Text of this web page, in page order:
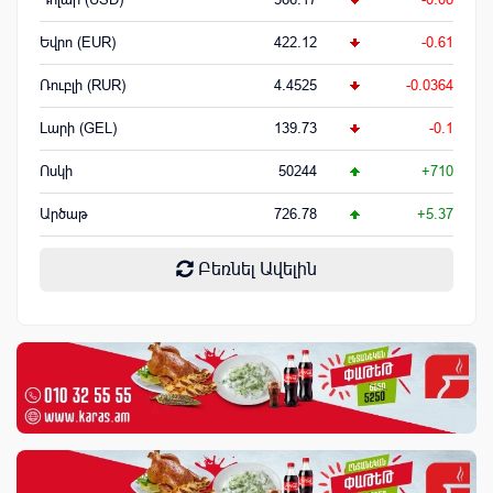
Եվրո (EUR) 422.12 -0.61
Ռուբլի (RUR) 4.4525 -0.0364
Լարի (GEL) 139.73 -0.1
Ոսկի 50244 +710
Արծաթ 726.78 +5.37
Բեռնել Ավելին